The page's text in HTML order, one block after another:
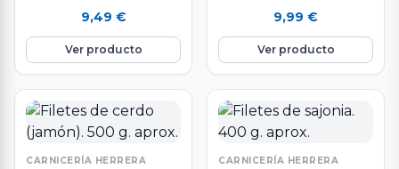
9,49 €
Ver producto
aproximadamente. El…
9,99 €
Ver producto
CARNICERÍA HERRERA CARNICERÍA HERRERA